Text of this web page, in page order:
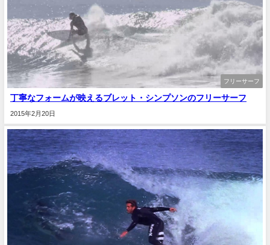
フリーサーフ
丁寧なフォームが映えるブレット・シンプソンのフリーサーフ
2015年2月20日